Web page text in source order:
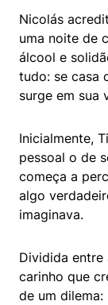
Nicolás
uma noite de
álcool e
tudo: se casa
surge em sua
Inicialmente,
pessoal o de
começa a
algo
imaginava.
Dividida entre
carinho que
de um